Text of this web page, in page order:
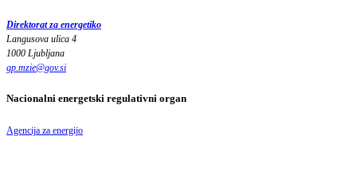
Direktorat za energetiko
Langusova ulica 4
1000 Ljubljana
gp.mzie@gov.si
Nacionalni energetski regulativni organ
Agencija za energijo